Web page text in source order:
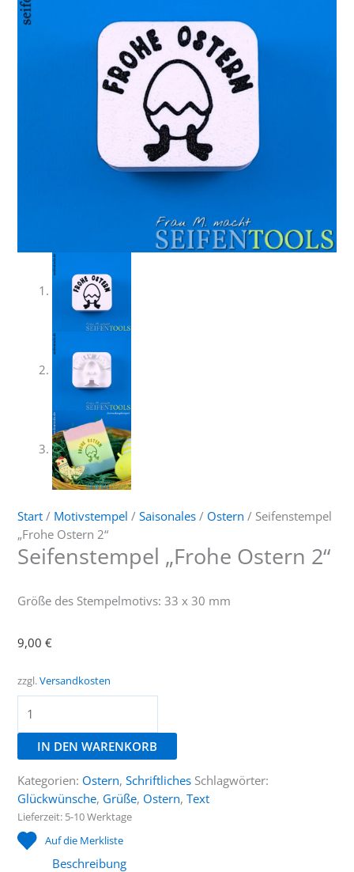
Start / Motivstempel /Saisonales / Ostern / Seifenstempel
„Frohe Ostern 2“
Seifenstempel „Frohe Ostern 2“
Größe des Stempelmotivs: 33 x 30 mm
9,00€
zzgl.Versandkosten
„Frohe
Ostern
2“
Menge
IN DEN WARENKORB
Kategorien: Ostern,Schriftliches Schlagwörter:
Glückwünsche, Grüße, Ostern,Text
Lieferzeit: 5-10 Werktage
Auf die Merkliste
Beschreibung